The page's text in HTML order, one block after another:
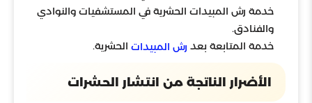
خدمة رش المبيدات الحشرية في المستشفيات والنوادي
والفنادق.
خدمة المتابعة بعد رش المبيدات الحشرية.
الأضرار الناتجة من انتشار الحشرات